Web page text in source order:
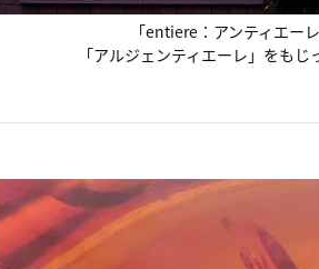
「entiere：アンティエー
「アルジェンティエーレ」をも